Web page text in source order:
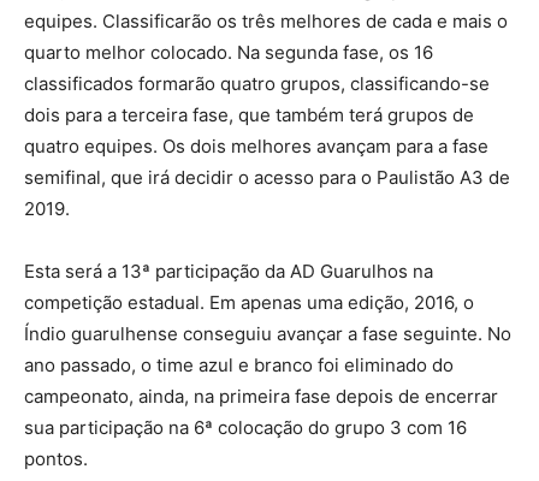
equipes. Classificarão os três melhores de cada e mais o
quarto melhor colocado. Na segunda fase, os 16
classificados formarão quatro grupos, classificando-se
dois para a terceira fase, que também terá grupos de
quatro equipes. Os dois melhores avançam para a fase
semifinal, que irá decidir o acesso para o Paulistão A3 de
2019.
Esta será a 13ª participação da AD Guarulhos na
competição estadual. Em apenas uma edição, 2016, o
Índio guarulhense conseguiu avançar a fase seguinte. No
ano passado, o time azul e branco foi eliminado do
campeonato, ainda, na primeira fase depois de encerrar
sua participação na 6ª colocação do grupo 3 com 16
pontos.